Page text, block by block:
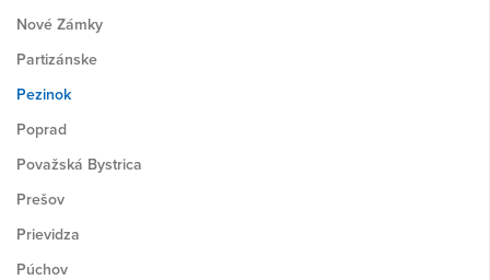
Nové Zámky
Partizánske
Pezinok
Poprad
Považská Bystrica
Prešov
Prievidza
Púchov